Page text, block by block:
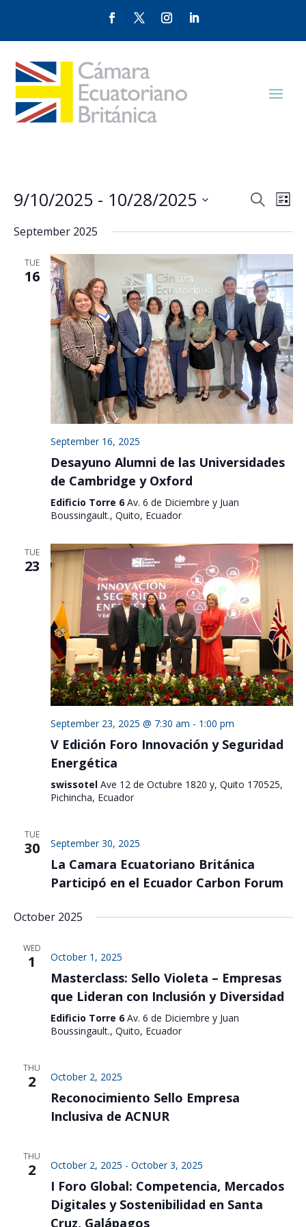
Events
and
Views
Search
List
9/10/2025 - 10/28/2025
date.
September 2025
TUE
16
September 16, 2025
Desayuno Alumni de las Universidades
de Cambridge y Oxford
Edificio Torre 6 Av. 6 de Diciembre y Juan
Boussingault., Quito, Ecuador
TUE
23
September 23, 2025 @ 7:30 am - 1:00 pm
V Edición Foro Innovación y Seguridad
Energética
swissotel Ave 12 de Octubre 1820 y, Quito 170525,
Pichincha, Ecuador
TUE
30 September 30, 2025
La Camara Ecuatoriano Británica
Participó en el Ecuador Carbon Forum
October 2025
WED
1 October 1, 2025
Masterclass: Sello Violeta – Empresas
que Lideran con Inclusión y Diversidad
Edificio Torre 6 Av. 6 de Diciembre y Juan
Boussingault., Quito, Ecuador
THU
2 October 2, 2025
Reconocimiento Sello Empresa
Inclusiva de ACNUR
THU
2 October 2, 2025 - October 3, 2025
I Foro Global: Competencia, Mercados
Digitales y Sostenibilidad en Santa
Cruz, Galápagos